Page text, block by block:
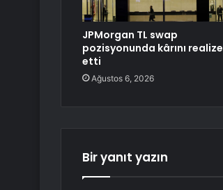
JPMorgan TL swap
pozisyonunda kârını realize
etti
Ağustos 6, 2026
Bir yanıt yazın